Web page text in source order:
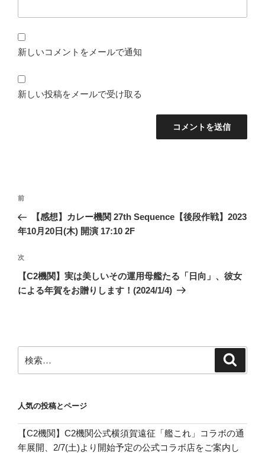
新しいコメントをメールで通知
新しい投稿をメールで受け取る
投
ナ
ゲ
ー
シ
前
の
投
前
【感想】カレー機関 27th Sequence【後段作戦】2023
年10月20日(木) 開演 17:10 2F
次
の
投
次
【C2機関】実は美しいその運用母艦たる「日向」、彼女
による年賀をお贈りします！(2024/1/4)
索:
人気の投稿とページ
【C2機関】C2機関公式横須賀遠征「艦これ」コラボの通
年展開、2/7(土)より開始予定の公式コラボ店をご案内し